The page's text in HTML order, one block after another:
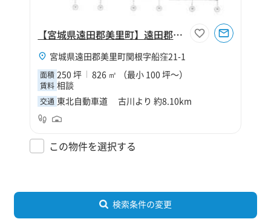
【宮城県遠田郡美里町】遠田郡美里町関根字船窪倉庫【寄託】
宮城県遠田郡美里町関根字船窪21-1
面積 250 坪 826 ㎡ （最小 100 坪～）
賃料 相談
交通 東北自動車道 古川より 約8.10km
この物件を選択する
検索条件の変更